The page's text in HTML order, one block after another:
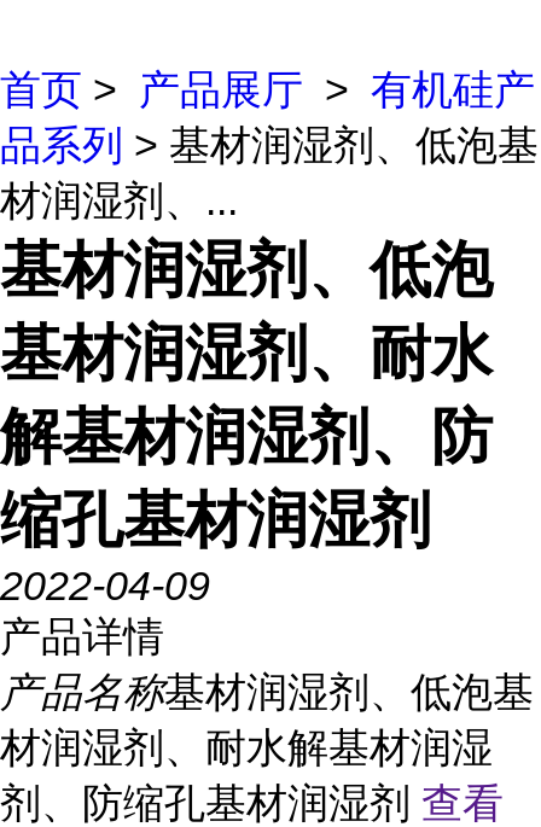
首页 > 产品展厅 > 有机硅产
品系列 > 基材润湿剂、低泡基
材润湿剂、...
基材润湿剂、低泡
基材润湿剂、耐水
解基材润湿剂、防
缩孔基材润湿剂
2022-04-09
产品详情
产品名称基材润湿剂、低泡基
材润湿剂、耐水解基材润湿
剂、防缩孔基材润湿剂 查看